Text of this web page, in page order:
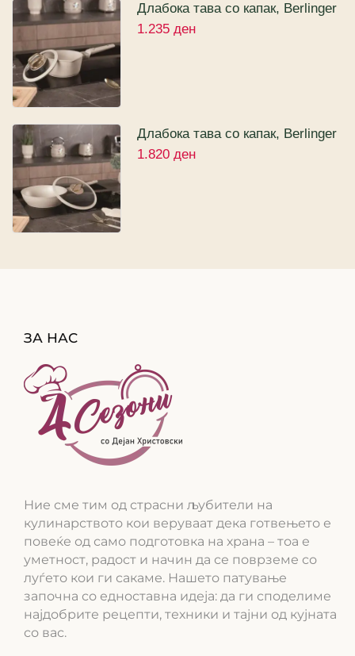
Длабока тава со капак, Berlinger
Haus Sahara Collection 16цм
1.235 ден
Длабока тава со капак, Berlinger
Haus Sahara Collection 24цм
1.820 ден
ЗА НАС
Ние сме тим од страсни љубители на
кулинарството кои веруваат дека готвењето е
повеќе од само подготовка на храна – тоа е
уметност, радост и начин да се поврземе со
луѓето кои ги сакаме. Нашето патување
започна со едноставна идеја: да ги споделиме
најдобрите рецепти, техники и тајни од кујната
со вас.